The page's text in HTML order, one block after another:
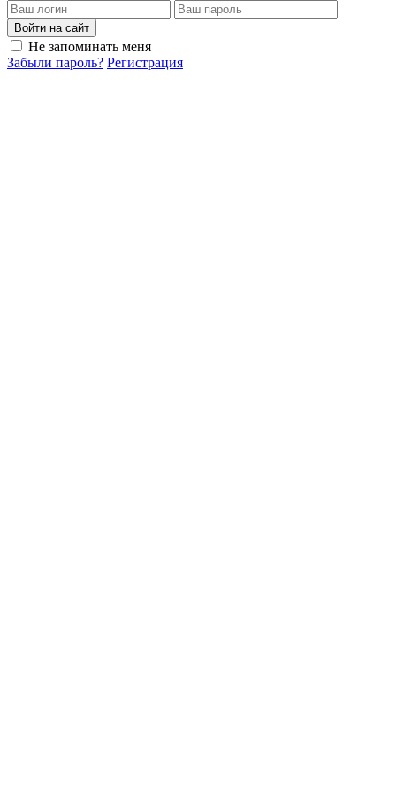
Войти на сайт
Не запоминать меня
Забыли пароль? Регистрация